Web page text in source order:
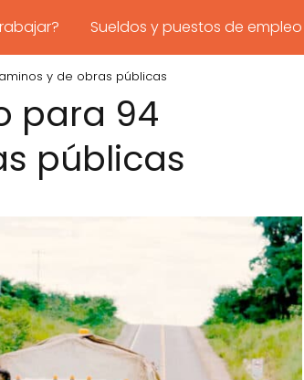
Sueldos y puestos de empleo
y de obras públicas
para 94
públicas